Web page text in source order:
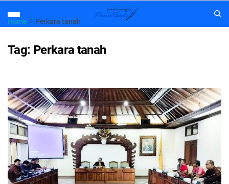
Home Perkara tanah
Tag: Perkara tanah